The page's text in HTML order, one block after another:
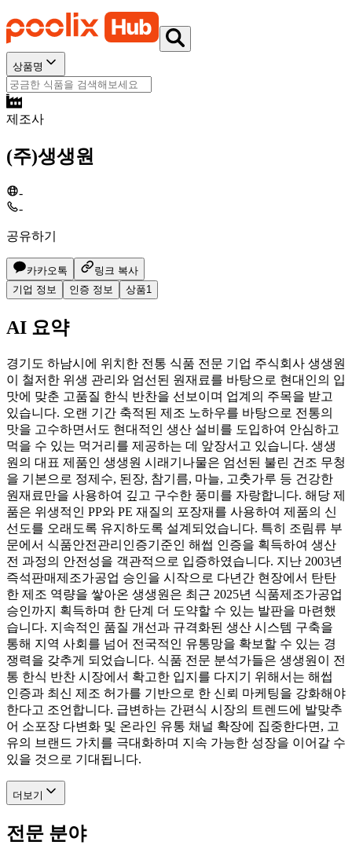
상품명
제조사
(주)생생원
-
-
공유하기
카카오톡
링크 복사
기업 정보
인증 정보 상품1
AI 요약
경기도 하남시에 위치한 전통 식품 전문 기업 주식회사 생생원
이 철저한 위생 관리와 엄선된 원재료를 바탕으로 현대인의 입
맛에 맞춘 고품질 한식 반찬을 선보이며 업계의 주목을 받고
있습니다. 오랜 기간 축적된 제조 노하우를 바탕으로 전통의
맛을 고수하면서도 현대적인 생산 설비를 도입하여 안심하고
먹을 수 있는 먹거리를 제공하는 데 앞장서고 있습니다. 생생
원의 대표 제품인 생생원 시래기나물은 엄선된 불린 건조 무청
을 기본으로 정제수, 된장, 참기름, 마늘, 고춧가루 등 건강한
원재료만을 사용하여 깊고 구수한 풍미를 자랑합니다. 해당 제
품은 위생적인 PP와 PE 재질의 포장재를 사용하여 제품의 신
선도를 오래도록 유지하도록 설계되었습니다. 특히 조림류 부
문에서 식품안전관리인증기준인 해썹 인증을 획득하여 생산
전 과정의 안전성을 객관적으로 입증하였습니다. 지난 2003년
즉석판매제조가공업 승인을 시작으로 다년간 현장에서 탄탄
한 제조 역량을 쌓아온 생생원은 최근 2025년 식품제조가공업
승인까지 획득하며 한 단계 더 도약할 수 있는 발판을 마련했
습니다. 지속적인 품질 개선과 규격화된 생산 시스템 구축을
통해 지역 사회를 넘어 전국적인 유통망을 확보할 수 있는 경
쟁력을 갖추게 되었습니다. 식품 전문 분석가들은 생생원이 전
통 한식 반찬 시장에서 확고한 입지를 다지기 위해서는 해썹
인증과 최신 제조 허가를 기반으로 한 신뢰 마케팅을 강화해야
한다고 조언합니다. 급변하는 간편식 시장의 트렌드에 발맞추
어 소포장 다변화 및 온라인 유통 채널 확장에 집중한다면, 고
유의 브랜드 가치를 극대화하며 지속 가능한 성장을 이어갈 수
있을 것으로 기대됩니다.
더보기
전문 분야